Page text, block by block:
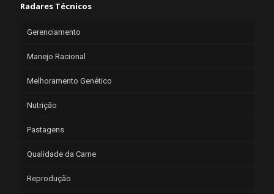
Radares Técnicos
Gerenciamento
Manejo Racional
Melhoramento Genético
Nutrição
Pastagens
Qualidade da Carne
Reprodução